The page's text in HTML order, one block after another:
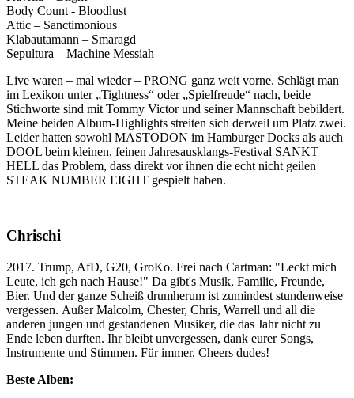
Body Count - Bloodlust
Attic – Sanctimonious
Klabautamann – Smaragd
Sepultura – Machine Messiah
Live waren – mal wieder – PRONG ganz weit vorne. Schlägt man
im Lexikon unter „Tightness“ oder „Spielfreude“ nach, beide
Stichworte sind mit Tommy Victor und seiner Mannschaft bebildert.
Meine beiden Album-Highlights streiten sich derweil um Platz zwei.
Leider hatten sowohl MASTODON im Hamburger Docks als auch
DOOL beim kleinen, feinen Jahresausklangs-Festival SANKT
HELL das Problem, dass direkt vor ihnen die echt nicht geilen
STEAK NUMBER EIGHT gespielt haben.
Chrischi
2017. Trump, AfD, G20, GroKo. Frei nach Cartman: "Leckt mich
Leute, ich geh nach Hause!" Da gibt's Musik, Familie, Freunde,
Bier. Und der ganze Scheiß drumherum ist zumindest stundenweise
vergessen. Außer Malcolm, Chester, Chris, Warrell und all die
anderen jungen und gestandenen Musiker, die das Jahr nicht zu
Ende leben durften. Ihr bleibt unvergessen, dank eurer Songs,
Instrumente und Stimmen. Für immer. Cheers dudes!
Beste Alben: